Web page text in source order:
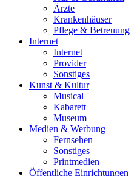
Ärzte
Krankenhäuser
Pflege & Betreuung
Internet
Internet
Provider
Sonstiges
Kunst & Kultur
Musical
Kabarett
Museum
Medien & Werbung
Fernsehen
Sonstiges
Printmedien
Öffentliche Einrichtungen